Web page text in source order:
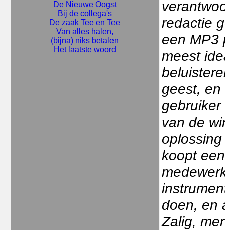
De Nieuwe Oogst
Bij de collega's
De zaak Tee en Tee
Van alles halen,
(bijna) niks betalen
Het laatste woord
redactie
een MP3
meest
geest,
van de
koopt
doen, en
Zalig,